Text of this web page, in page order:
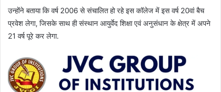
उन्होंने बताया कि वर्ष 2006 से संचालित हो रहे इस कॉलेज में इस वर्ष 20वां बैच
प्रवेश लेगा, जिसके साथ ही संस्थान आयुर्वेद शिक्षा एवं अनुसंधान के क्षेत्र में अपने
21 वर्ष पूरे कर लेगा.